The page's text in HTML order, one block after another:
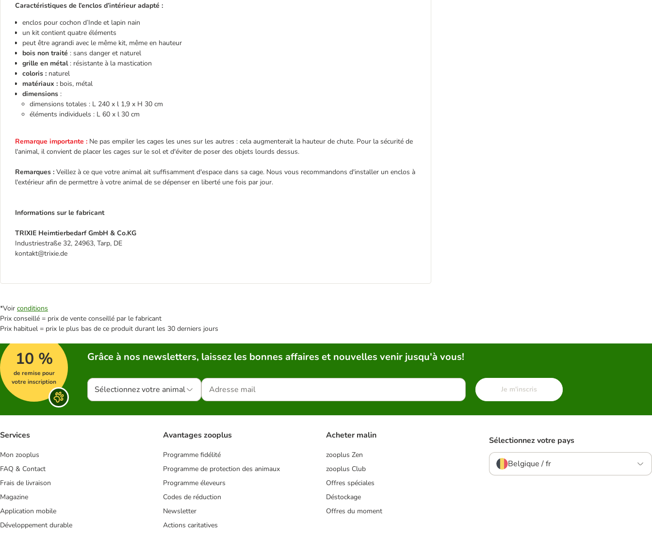
Caractéristiques de l’enclos d’intérieur adapté :
enclos pour cochon d’Inde et lapin nain
un kit contient quatre éléments
peut être agrandi avec le même kit, même en hauteur
bois non traité : sans danger et naturel
grille en métal: résistante à la mastication
coloris : naturel
matériaux : bois, métal
dimensions :
dimensions totales : L 240 x l 1,9 x H 30 cm
éléments individuels : L 60 x l 30 cm
Remarque importante : Ne pas empiler les cages les unes sur les autres : cela augmenterait la hauteur de chute. Pour la sécurité de
l'animal, il convient de placer les cages sur le sol et d'éviter de poser des objets lourds dessus.
Remarques : Veillez à ce que votre animal ait suffisamment d'espace dans sa cage. Nous vous recommandons d'installer un enclos à
l'extérieur afin de permettre à votre animal de se dépenser en liberté une fois par jour.
Informations sur le fabricant
TRIXIE Heimtierbedarf GmbH & Co.KG
Industriestraße 32, 24963, Tarp, DE
kontakt@trixie.de
*Voir conditions
Prix conseillé = prix de vente conseillé par le fabricant
Prix habituel = prix le plus bas de ce produit durant les 30 derniers jours
10 %
de remise pour
votre inscription
Grâce à nos newsletters, laissez les bonnes affaires et nouvelles venir jusqu'à vous!
Sélectionnez votre animal Je m'inscris
Services
Mon zooplus
FAQ & Contact
Frais de livraison
Magazine
Application mobile
Développement durable
Avantages zooplus
Programme fidélité
Programme de protection des animaux
Programme éleveurs
Codes de réduction
Newsletter
Actions caritatives
Acheter malin
zooplus Zen
zooplus Club
Offres spéciales
Déstockage
Offres du moment
Sélectionnez votre pays
Belgique / fr